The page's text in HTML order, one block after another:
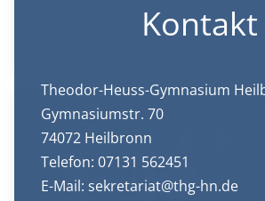
Sommerkonzert
Kontakt
Theodor-Heuss-Gymnasium
Gymnasiumstr. 70
74072 Heilbronn
Telefon: 07131 562451
E-Mail:sekretariat@thg-hn.de